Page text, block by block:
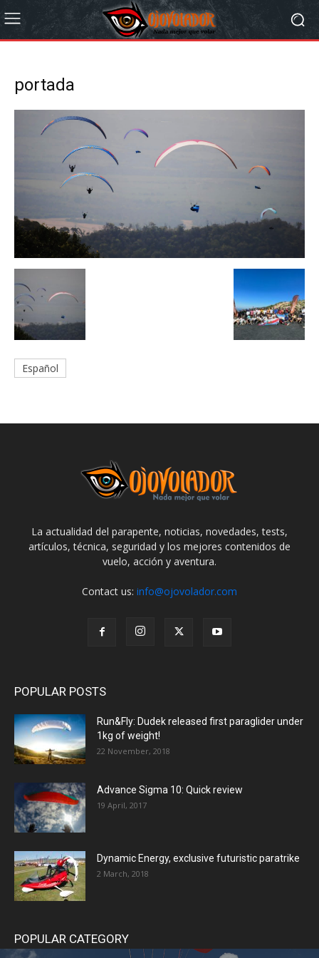
portada
Español
La actualidad del parapente, noticias, novedades, tests,
artículos, técnica, seguridad y los mejores contenidos de
vuelo, acción y aventura.
Contact us: info@ojovolador.com
POPULAR POSTS
Run&Fly: Dudek released first paraglider under
1kg of weight!
22 November, 2018
Advance Sigma 10: Quick review
19 April, 2017
Dynamic Energy, exclusive futuristic paratrike
2 March, 2018
POPULAR CATEGORY